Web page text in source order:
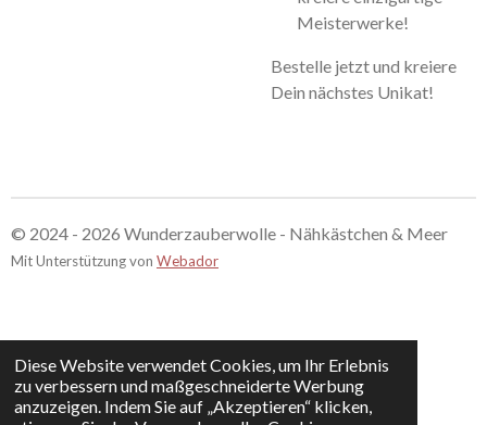
Diese Website verwendet Cookies, um Ihr Erlebnis
zu verbessern und maßgeschneiderte Werbung
anzuzeigen. Indem Sie auf „Akzeptieren“ klicken,
Meisterwerke!
Bestelle jetzt und kreiere
Dein nächstes Unikat!
© 2024 - 2026 Wunderzauberwolle - Nähkästchen & Meer
Mit Unterstützung von Webador